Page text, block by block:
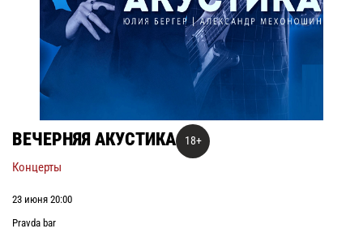
ВЕЧЕРНЯЯ АКУСТИКА 18+
Концерты
23 июня 20:00
Pravda bar